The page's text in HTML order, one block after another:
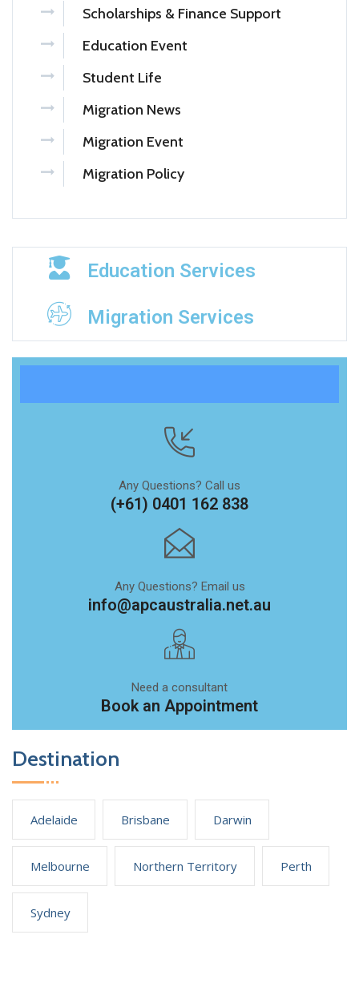
Scholarships & Finance Support
Education Event
Student Life
Migration News
Migration Event
Migration Policy
Education Services
Migration Services
Any Questions? Call us
(+61) 0401 162 838
Any Questions? Email us
info@apcaustralia.net.au
Need a consultant
Book an Appointment
Destination
Adelaide Brisbane Darwin
Melbourne Northern Territory Perth
Sydney